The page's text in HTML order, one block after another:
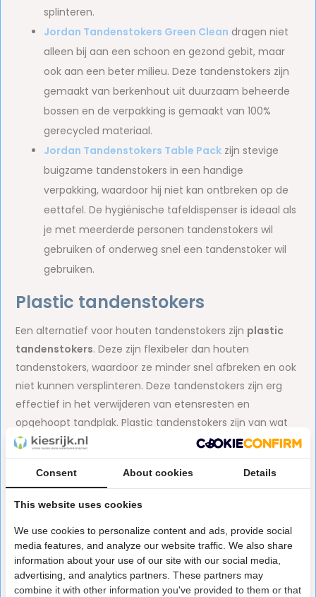
splinteren.
Jordan Tandenstokers Green Clean dragen niet
alleen bij aan een schoon en gezond gebit, maar
ook aan een beter milieu. Deze tandenstokers zijn
gemaakt van berkenhout uit duurzaam beheerde
bossen en de verpakking is gemaakt van 100%
gerecycled materiaal.
Jordan Tandenstokers Table Pack zijn stevige
buigzame tandenstokers in een handige
verpakking, waardoor hij niet kan ontbreken op de
eettafel. De hygiënische tafeldispenser is ideaal als
je met meerderde personen tandenstokers wil
gebruiken of onderweg snel een tandenstoker wil
gebruiken.
Plastic tandenstokers
Een alternatief voor houten tandenstokers zijn plastic
tandenstokers. Deze zijn flexibeler dan houten
tandenstokers, waardoor ze minder snel afbreken en ook
niet kunnen versplinteren. Deze tandenstokers zijn erg
effectief in het verwijderen van etensresten en
opgehoopt tandplak. Plastic tandenstokers zijn van wat
harder materiaal gemaakt dan houten tandenstokers.
Hierdoor kunnen ze het tandvlees beschadigen als de
tandenstokers verkeerd worden gebruikt.
DeJordan Tandenstoker Plastic
plastic tandenstokers die hygiënisch in gebruik zijn.
De uiteindes van de tandenstokers hebben elk een
ander doel. De ene kant heeft een driehoekig
profiel voorzien van een ruw oppervlak om
Consent About cookies Details
This website uses cookies
We use cookies to personalize content and ads, provide social
media features, and analyze our website traffic. We also share
information about your use of our site with our social media,
advertising, and analytics partners. These partners may
combine it with other information you've provided to them or that